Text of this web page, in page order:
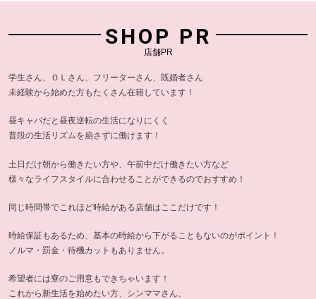
SHOP PR
店舗PR
学生さん、ＯＬさん、フリーターさん、既婚者さん
未経験から始めた方もたくさん在籍しています！
昼キャバだと昼夜逆転の生活になりにくく
普段の生活リズムを崩さずに働けます！
土日だけ朝から働きたい方や、午前中だけ働きたい方など
様々なライフスタイルに合わせることができるのでおすすめ！
同じ時間帯でこれほど時給がある店舗はここだけです！
時給保証もあるため、基本の時給から下がることもないのがポイント！
ノルマ・罰金・待機カットもありません。
希望者には寮のご用意もできちゃいます！
これから新生活を始めたい方、シンママさん、